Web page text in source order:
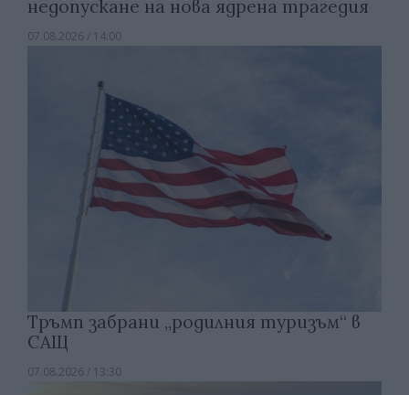
недопускане на нова ядрена трагедия
07.08.2026 / 14:00
Тръмп забрани „родилния туризъм“ в
САЩ
07.08.2026 / 13:30